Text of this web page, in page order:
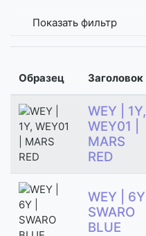
Показать фильтр
Образец Заголовок
WEY | 1Y,
WEY01 |
MARS
RED
WEY | 6Y |
SWARO
BLUE